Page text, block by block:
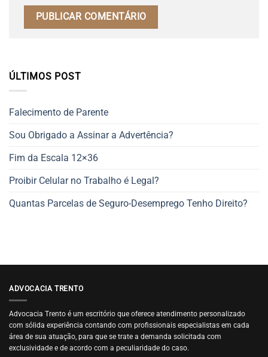
ÚLTIMOS POST
Falecimento de Parente
Sou Obrigado a Assinar a Advertência?
Fim da Escala 12×36
Proibir Celular no Trabalho é Legal?
Quantas Parcelas de Seguro-Desemprego Tenho Direito?
ADVOCACIA TRENTO
Advocacia Trento é um escritório que oferece atendimento personalizado
com sólida experiência contando com profissionais especialistas em cada
área de sua atuação, para que se trate a demanda solicitada com
exclusividade e de acordo com a peculiaridade do caso.